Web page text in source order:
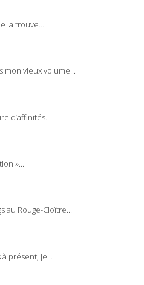
la trouve...
mon vieux volume...
d’affinités...
»...
au Rouge-Cloître...
à présent, je...